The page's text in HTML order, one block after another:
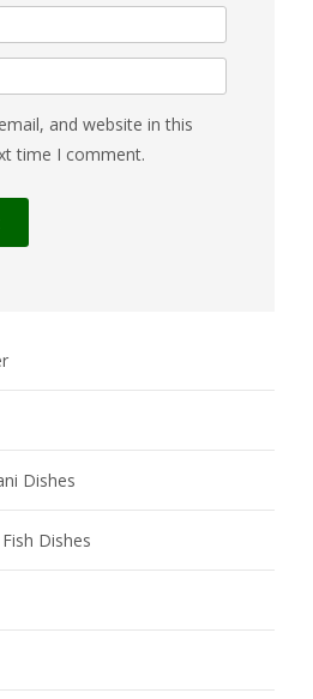
and website in this
time I comment.
Dishes
Dishes